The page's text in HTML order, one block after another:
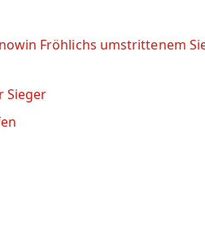
Fröhlichs umstrittenem
Sieger